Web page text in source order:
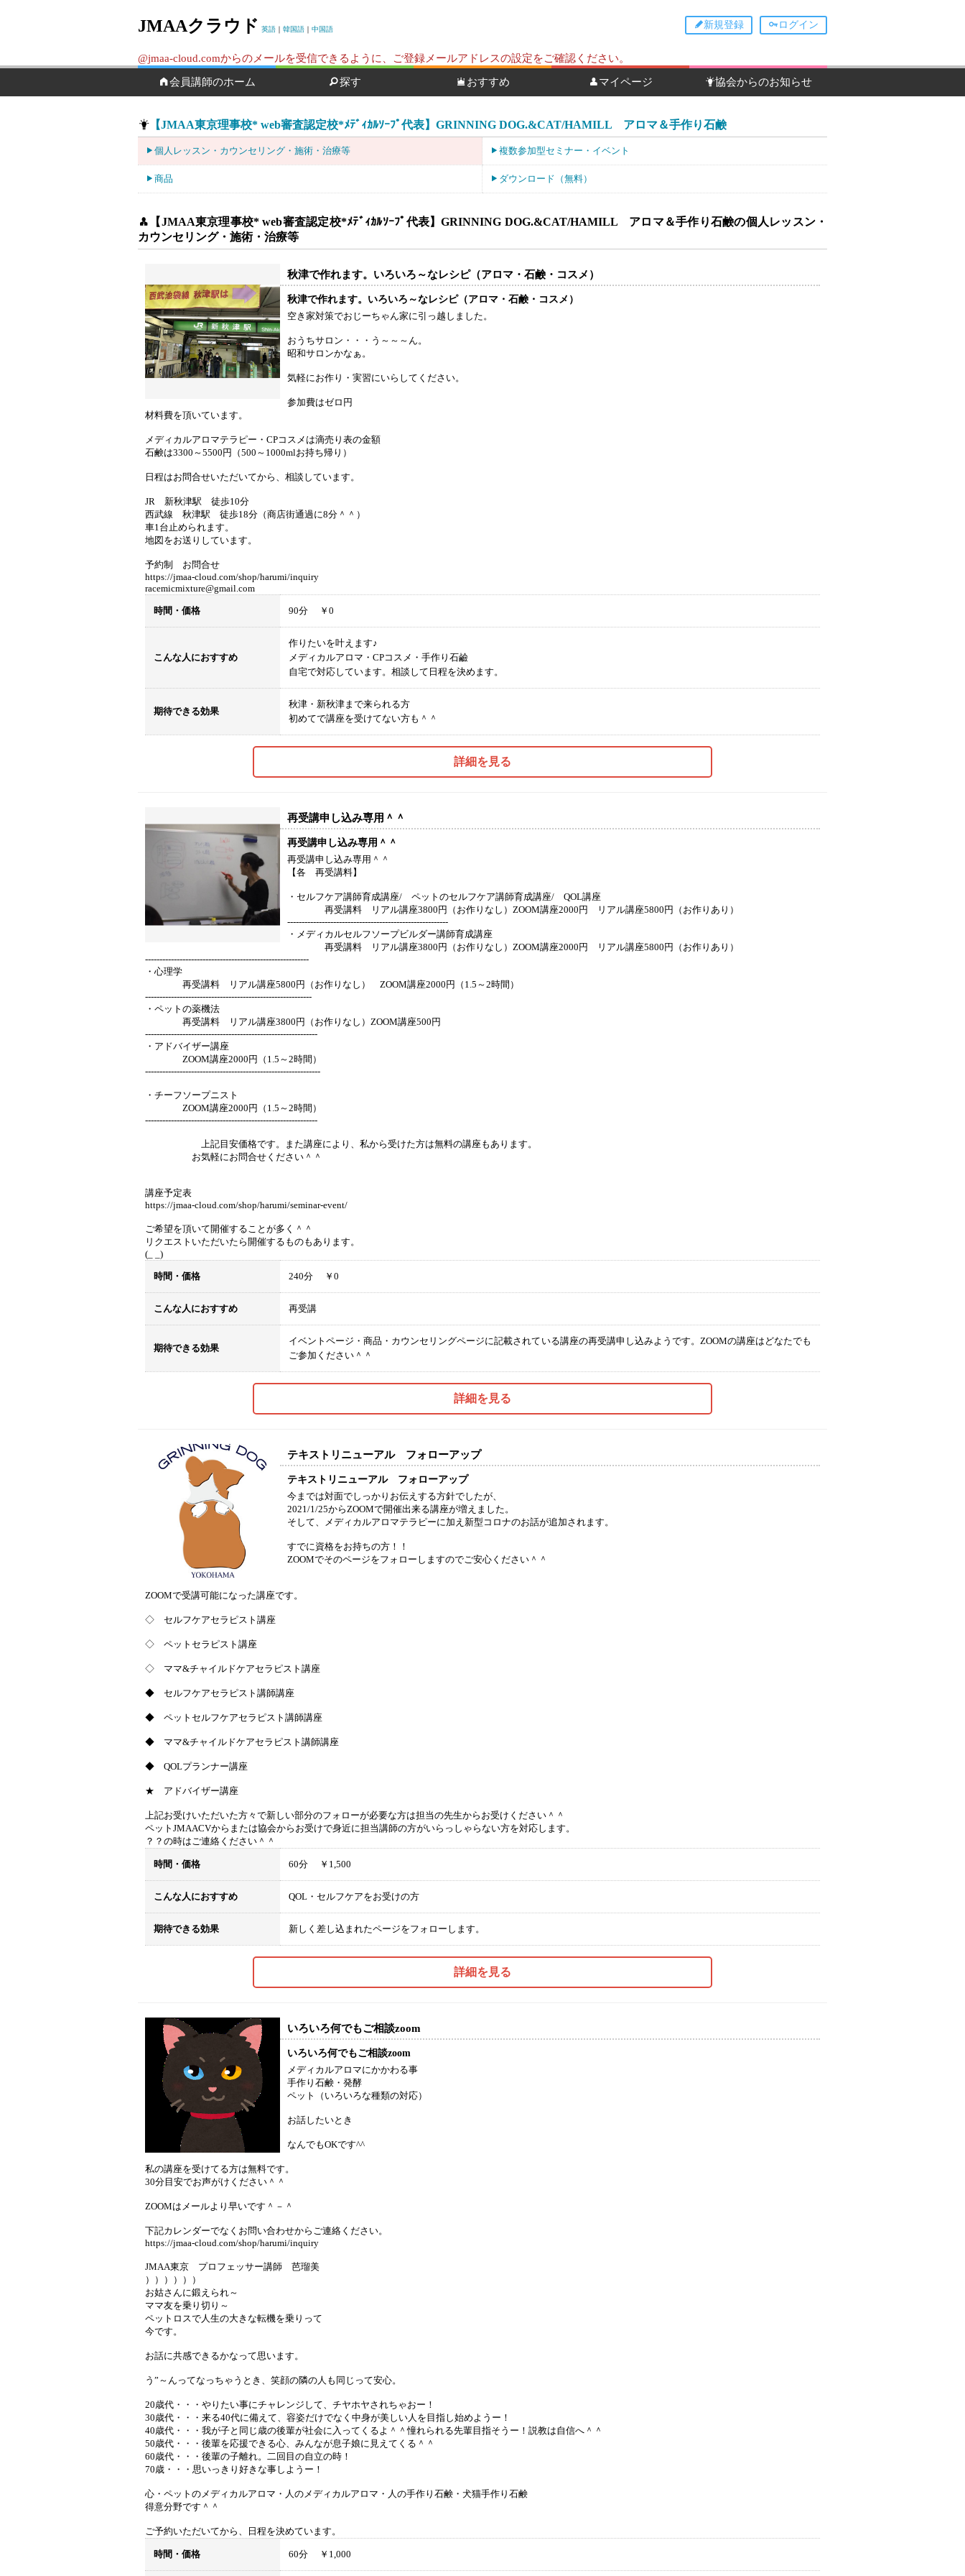
JMAAクラウド 英語 ｜ 韓国語 ｜ 中国語 ログイン
新規登録
@jmaa-cloud.comからのメールを受信できるように、ご登録メールアドレスの設定をご確認ください。
会員講師のホーム 探す おすすめ マイページ 協会からのお知らせ
【JMAA東京理事校* web審査認定校*ﾒﾃﾞｨｶﾙｿｰﾌﾟ代表】GRINNING DOG.&CAT/HAMILL アロマ＆手作り石鹸
個人レッスン・カウンセリング・施術・治療等 複数参加型セミナー・イベント
商品 ダウンロード（無料）
【JMAA東京理事校* web審査認定校*ﾒﾃﾞｨｶﾙｿｰﾌﾟ代表】GRINNING DOG.&CAT/HAMILL アロマ＆手作り石鹸の個人レッスン・
カウンセリング・施術・治療等
秋津で作れます。いろいろ～なレシピ（アロマ・石鹸・コスメ）
秋津で作れます。いろいろ～なレシピ（アロマ・石鹸・コスメ）
空き家対策でおじーちゃん家に引っ越しました。
おうちサロン・・・う～～～ん。
昭和サロンかなぁ。
気軽にお作り・実習にいらしてください。
参加費はゼロ円
材料費を頂いています。
メディカルアロマテラピー・CPコスメは滴売り表の金額
石鹸は3300～5500円（500～1000mlお持ち帰り）
日程はお問合せいただいてから、相談しています。
JR 新秋津駅 徒歩10分
西武線 秋津駅 徒歩18分（商店街通過に8分＾＾）
車1台止められます。
地図をお送りしています。
予約制 お問合せ
https://jmaa-cloud.com/shop/harumi/inquiry
racemicmixture@gmail.com
時間・価格 90分 ￥0
こんな人におすすめ
作りたいを叶えます♪
メディカルアロマ・CPコスメ・手作り石鹼
自宅で対応しています。相談して日程を決めます。
期待できる効果
秋津・新秋津まで来られる方
初めてで講座を受けてない方も＾＾
詳細を見る
再受講申し込み専用＾＾
再受講申し込み専用＾＾
再受講申し込み専用＾＾
【各 再受講料】
・セルフケア講師育成講座/ ペットのセルフケア講師育成講座/ QOL講座
再受講料 リアル講座3800円（お作りなし）ZOOM講座2000円 リアル講座5800円（お作りあり）
--------------------------------------------------------
・メディカルセルフソープビルダー講師育成講座
再受講料 リアル講座3800円（お作りなし）ZOOM講座2000円 リアル講座5800円（お作りあり）
---------------------------------------------------------
・心理学
再受講料 リアル講座5800円（お作りなし） ZOOM講座2000円（1.5～2時間）
----------------------------------------------------------
・ペットの薬機法
再受講料 リアル講座3800円（お作りなし）ZOOM講座500円
------------------------------------------------------------
・アドバイザー講座
ZOOM講座2000円（1.5～2時間）
-------------------------------------------------------------
・チーフソープニスト
ZOOM講座2000円（1.5～2時間）
------------------------------------------------------------
上記目安価格です。また講座により、私から受けた方は無料の講座もあります。
お気軽にお問合せください＾＾
講座予定表
https://jmaa-cloud.com/shop/harumi/seminar-event/
ご希望を頂いて開催することが多く＾＾ゞ
リクエストいただいたら開催するものもあります。
(_ _)
時間・価格 240分 ￥0
こんな人におすすめ 再受講
期待できる効果
イベントページ・商品・カウンセリングページに記載されている講座の再受講申し込みようです。ZOOMの講座はどなたでも
ご参加ください＾＾
詳細を見る
テキストリニューアル フォローアップ
テキストリニューアル フォローアップ
今までは対面でしっかりお伝えする方針でしたが、
2021/1/25からZOOMで開催出来る講座が増えました。
そして、メディカルアロマテラピーに加え新型コロナのお話が追加されます。
すでに資格をお持ちの方！！
ZOOMでそのページをフォローしますのでご安心ください＾＾
ZOOMで受講可能になった講座です。
◇ セルフケアセラピスト講座
◇ ペットセラピスト講座
◇ ママ&チャイルドケアセラピスト講座
◆ セルフケアセラピスト講師講座
◆ ペットセルフケアセラピスト講師講座
◆ ママ&チャイルドケアセラピスト講師講座
◆ QOLプランナー講座
★ アドバイザー講座
上記お受けいただいた方々で新しい部分のフォローが必要な方は担当の先生からお受けください＾＾
ペットJMAACVからまたは協会からお受けで身近に担当講師の方がいらっしゃらない方を対応します。
？？の時はご連絡ください＾＾
時間・価格 60分 ￥1,500
こんな人におすすめ QOL・セルフケアをお受けの方
期待できる効果 新しく差し込まれたページをフォローします。
詳細を見る
いろいろ何でもご相談zoom
いろいろ何でもご相談zoom
メディカルアロマにかかわる事
手作り石鹸・発酵
ペット（いろいろな種類の対応）
お話したいとき
なんでもOKです^^
私の講座を受けてる方は無料です。
30分目安でお声がけください＾＾
ZOOMはメールより早いです＾－＾
下記カレンダーでなくお問い合わせからご連絡ください。
https://jmaa-cloud.com/shop/harumi/inquiry
JMAA東京 プロフェッサー講師 芭瑠美
））））））
お姑さんに鍛えられ～
ママ友を乗り切り～
ペットロスで人生の大きな転機を乗りって
今です。
お話に共感できるかなって思います。
う”～んってなっちゃうとき、笑顔の隣の人も同じって安心。
20歳代・・・やりたい事にチャレンジして、チヤホヤされちゃおー！
30歳代・・・来る40代に備えて、容姿だけでなく中身が美しい人を目指し始めようー！
40歳代・・・我が子と同じ歳の後輩が社会に入ってくるよ＾＾憧れられる先輩目指そうー！説教は自信へ＾＾
50歳代・・・後輩を応援できる心、みんなが息子娘に見えてくる＾＾
60歳代・・・後輩の子離れ。二回目の自立の時！
70歳・・・思いっきり好きな事しようー！
心・ペットのメディカルアロマ・人のメディカルアロマ・人の手作り石鹸・犬猫手作り石鹸
得意分野です＾＾
ご予約いただいてから、日程を決めています。
時間・価格 60分 ￥1,000